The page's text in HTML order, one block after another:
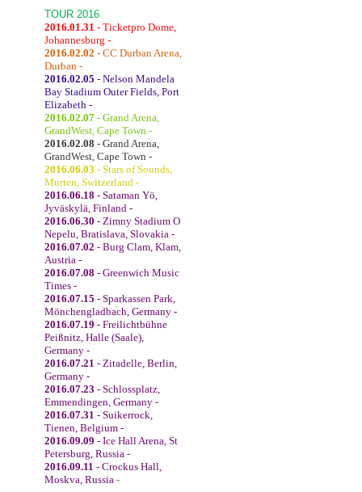
TOUR 2016
2016.01.31 - Ticketpro Dome,
Johannesburg -
2016.02.02 - CC Durban Arena,
Durban -
2016.02.05 - Nelson Mandela
Bay Stadium Outer Fields, Port
Elizabeth -
2016.02.07 - Grand Arena,
GrandWest, Cape Town -
2016.02.08 - Grand Arena,
GrandWest, Cape Town -
2016.06.03 - Stars of Sounds,
Murten, Switzerland -
2016.06.18 - Sataman Yö,
Jyväskylä, Finland -
2016.06.30 - Zimny Stadium O
Nepelu, Bratislava, Slovakia -
2016.07.02 - Burg Clam, Klam,
Austria -
2016.07.08 - Greenwich Music
Times -
2016.07.15 - Sparkassen Park,
Mönchengladbach, Germany -
2016.07.19 - Freilichtbühne
Peißnitz, Halle (Saale),
Germany -
2016.07.21 - Zitadelle, Berlin,
Germany -
2016.07.23 - Schlossplatz,
Emmendingen, Germany -
2016.07.31 - Suikerrock,
Tienen, Belgium -
2016.09.09 - Ice Hall Arena, St
Petersburg, Russia -
2016.09.11 - Crockus Hall,
Moskva, Russia -